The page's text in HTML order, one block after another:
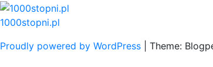
Skip
to
1000stopni.pl
Proudly powered by WordPress
Theme: